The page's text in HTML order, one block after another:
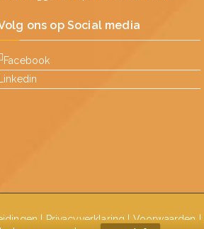
ons op Social media
Facebook
Linkedin
| Privacyverklaring | Voorwaarden |